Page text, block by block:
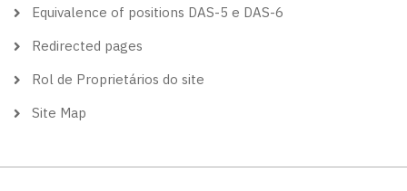
Equivalence of positions DAS-5 e DAS-6
Redirected pages
Rol de Proprietários do site
Site Map